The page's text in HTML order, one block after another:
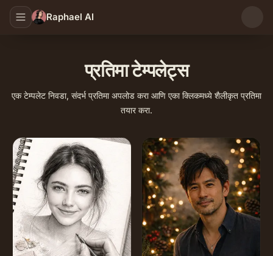
Raphael AI
प्रतिमा टेम्पलेट्स
एक टेम्पलेट निवडा, संदर्भ प्रतिमा अपलोड करा आणि एका क्लिकमध्ये शैलीकृत प्रतिमा
तयार करा.